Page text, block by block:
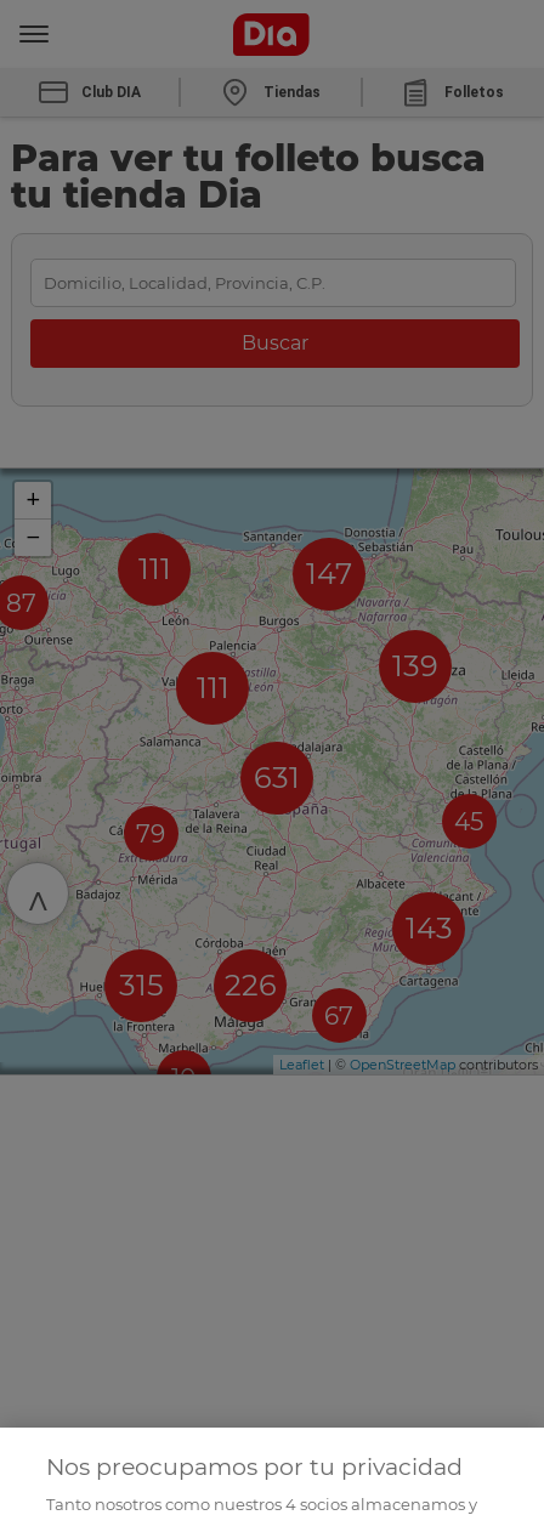
Club DIA Tiendas Folletos
Para ver tu folleto busca
tu tienda Dia
87
111 147
111
79
631
10
226
315
139
67
45
143
+
−
Leaflet | © OpenStreetMap contributors
^
Nos preocupamos por tu privacidad
Tanto nosotros como nuestros4socios almacenamos y